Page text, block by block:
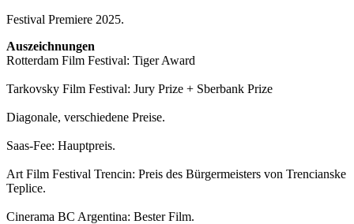
Festival Premiere 2025.
Auszeichnungen
Rotterdam Film Festival: Tiger Award
Tarkovsky Film Festival: Jury Prize + Sberbank Prize
Diagonale, verschiedene Preise.
Saas-Fee: Hauptpreis.
Art Film Festival Trencin: Preis des Bürgermeisters von Trencianske
Teplice.
Cinerama BC Argentina: Bester Film.